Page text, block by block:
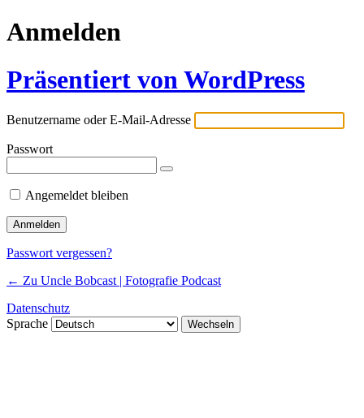
Anmelden
Präsentiert von WordPress
Benutzername oder E-Mail-Adresse
Passwort
Angemeldet bleiben
Passwort vergessen?
← Zu Uncle Bobcast | Fotografie Podcast
Datenschutz
Sprache